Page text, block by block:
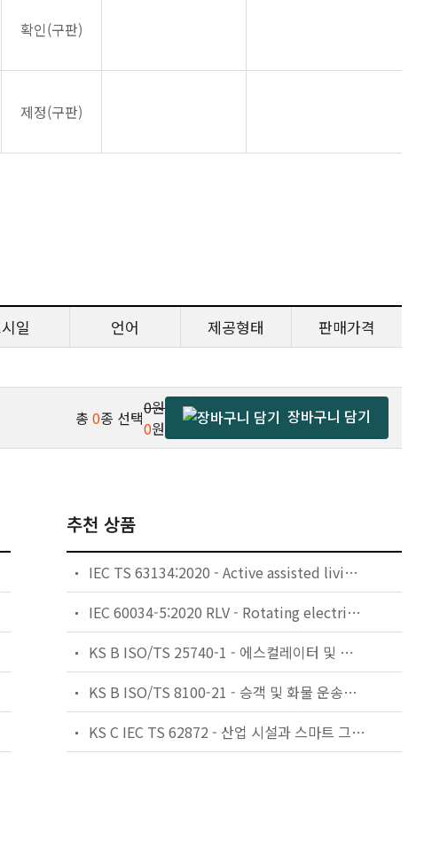
확인(구판)
제정(구판)
일 언어 제공형태 판매가격
총 0종 선택0원
0원
장바구니 담기
추천 상품
IEC TS 63134:2020 - Active assisted living (AAL) use cases
IEC 60034-5:2020 RLV - Rotating electrical machines - Part 5: Degrees of protection provided by the integral design of rotating electrical machines (IP code) - Classification
KS B ISO/TS 25740-1 - 에스컬레이터 및 무빙워크에 대한 안전요건 — 제1부: 세계공통 필수 안전요건(GESRs)
KS B ISO/TS 8100-21 - 승객 및 화물 운송용 엘리베이터 —제21부: 세계공통 필수안전요건(GESRs)을 충족하는 세계공통 안전 파라미터(GSPs)
KS C IEC TS 62872 - 산업 시설과 스마트 그리드 사이의 산업 공정 측정, 제어 및 자동화 시스템 인터페이스